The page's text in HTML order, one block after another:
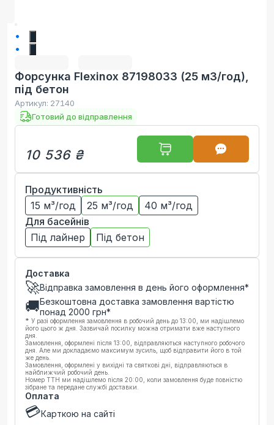
Форсунка Flexinox 87198033 (25 м3/год),
під бетон
Артикул: 27140
Готовий до відправлення
10 536 ₴
Продуктивність
15 м³/год
25 м³/год
40 м³/год
Для басейнів
Під лайнер
Під бетон
Доставка
🚀Відправка замовлення в день його оформлення*
🚚Безкоштовна доставка замовлення вартістю
понад 2000 грн*
* У разі оформлення замовлення в робочий день до 13:00, ми надішлемо
його цього ж дня. Зазвичай посилку можна отримати вже наступного
дня.
Замовлення, оформлені після 13:00, відправляються наступного робочого
дня. Але ми докладаємо максимум зусиль, щоб відправити його в той
же день.
Замовлення, оформлені у вихідні та святкові дні, відправляються в
найближчий робочий день.
Номер ТТН ми надішлемо після 20:00, коли замовлення буде повністю
зібране та передане службі доставки.
Оплата
💳Карткою на сайті